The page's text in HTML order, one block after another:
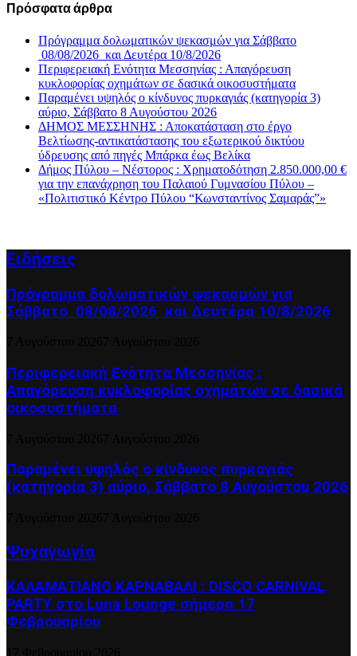
Πρόσφατα άρθρα
Πρόγραμμα δολωματικών ψεκασμών για Σάββατο
08/08/2026 και Δευτέρα 10/8/2026
Περιφερειακή Ενότητα Μεσσηνίας : Απαγόρευση
κυκλοφορίας οχημάτων σε δασικά οικοσυστήματα
Παραμένει υψηλός ο κίνδυνος πυρκαγιάς (κατηγορία 3)
αύριο, Σάββατο 8 Αυγούστου 2026
ΔΗΜΟΣ ΜΕΣΣΗΝΗΣ : Αποκατάσταση στο έργο
Βελτίωσης-αντικατάστασης του εξωτερικού δικτύου
ύδρευσης από πηγές Μπάρκα έως Βελίκα
Δήμος Πύλου – Νέστορος : Χρηματοδότηση 2.850.000,00 €
για την επανάχρηση του Παλαιού Γυμνασίου Πύλου –
«Πολιτιστικό Κέντρο Πύλου “Κωνσταντίνος Σαμαράς”»
Ειδήσεις
Πρόγραμμα δολωματικών ψεκασμών για
Σάββατο 08/08/2026 και Δευτέρα 10/8/2026
Περιφερειακή Ενότητα Μεσσηνίας :
Απαγόρευση κυκλοφορίας οχημάτων σε δασικά
οικοσυστήματα
Παραμένει υψηλός ο κίνδυνος πυρκαγιάς
(κατηγορία 3) αύριο, Σάββατο 8 Αυγούστου 2026
Ψυχαγωγία
ΚΑΛΑΜΑΤΙΑΝΟ ΚΑΡΝΑΒΑΛΙ : DISCO CARNIVAL
PARTY στο Luna Lounge σήμερα 17
Φεβρουαρίου